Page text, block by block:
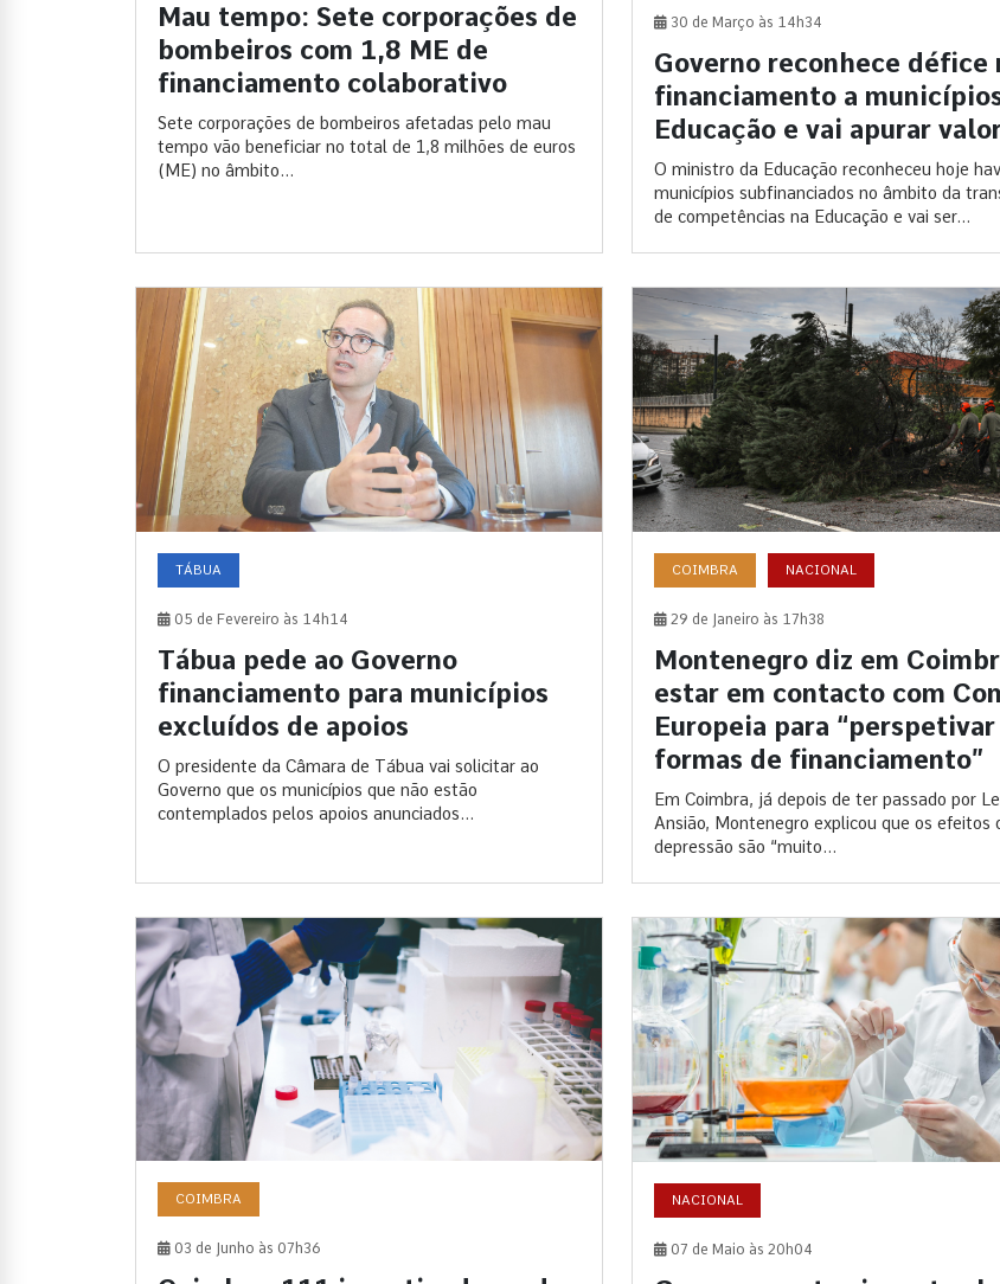
Mau tempo: Sete corporações de
bombeiros com 1,8 ME de
financiamento colaborativo
Sete corporações de bombeiros afetadas pelo mau
tempo vão beneficiar no total de 1,8 milhões de euros
(ME) no âmbito...
30 de Março às 14h34
Governo reconhece défice
financiamento a
Educação e vai apurar
O ministro da Educação reconheceu hoje
municípios subfinanciados no âmbito da
de competências na Educação e vai ser...
TÁBUA
05 de Fevereiro às 14h14
Tábua pede ao Governo
financiamento para municípios
excluídos de apoios
O presidente da Câmara de Tábua vai solicitar ao
Governo que os municípios que não estão
contemplados pelos apoios anunciados...
COIMBRA NACIONAL
29 de Janeiro às 17h38
Montenegro diz em
estar em contacto com
Europeia para “perspetivar
formas de financiamento”
Em Coimbra, já depois de ter passado por
Ansião, Montenegro explicou que os efeitos
depressão são “muito...
COIMBRA
03 de Junho às 07h36
NACIONAL
07 de Maio às 20h04